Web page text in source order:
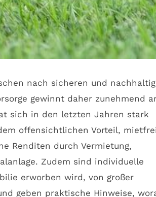
nach sicheren und
gewinnt daher zunehmend
sich in den letzten Jahren stark
offensichtlichen Vorteil,
Renditen durch Vermietung,
Zudem sind individuelle
erworben wird, von großer
geben praktische Hinweise,